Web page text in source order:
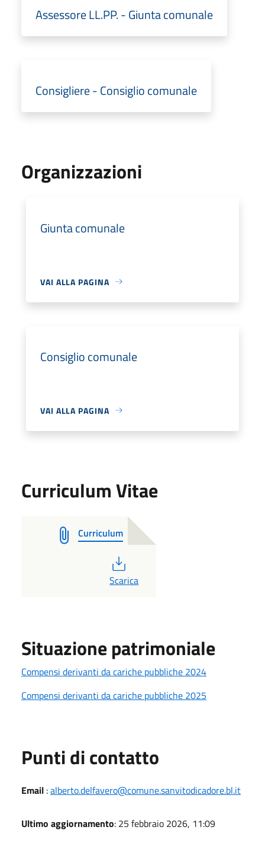
Assessore LL.PP. - Giunta comunale
Consigliere - Consiglio comunale
Organizzazioni
Giunta comunale
VAI ALLA PAGINA
Consiglio comunale
VAI ALLA PAGINA
Curriculum Vitae
Curriculum
PDF
Scarica
Situazione patrimoniale
Compensi derivanti da cariche pubbliche 2024
Compensi derivanti da cariche pubbliche 2025
Punti di contatto
Email :alberto.delfavero@comune.sanvitodicadore.bl.it
Ultimo aggiornamento: 25 febbraio 2026, 11:09